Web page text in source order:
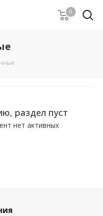
0
раздел пуст
нет активных